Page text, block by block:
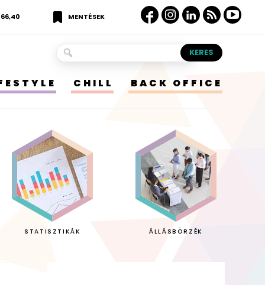
MENTÉSEK
CHILL BACK OFFICE
STATISZTIKÁK ÁLLÁSBÖRZÉK